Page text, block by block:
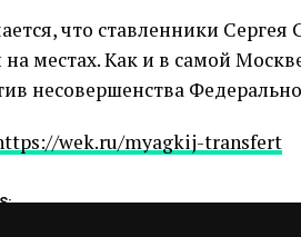
что ставленники
местах. Как и в самой
несовершенства
wek.ru/myagkij-transfert